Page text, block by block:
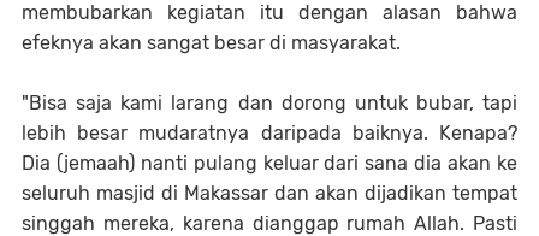
membubarkan kegiatan itu dengan alasan bahwa
efeknya akan sangat besar di masyarakat.
"Bisa saja kami larang dan dorong untuk bubar, tapi
lebih besar mudaratnya daripada baiknya. Kenapa?
Dia (jemaah) nanti pulang keluar dari sana dia akan ke
seluruh masjid di Makassar dan akan dijadikan tempat
singgah mereka, karena dianggap rumah Allah. Pasti